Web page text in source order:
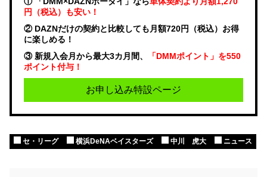
円（税込）も安い！
② DAZNだけの契約と比較しても月額720円（税込）お得
に楽しめる！
③ 新規入会月から最大3カ月間、
「DMMポイント」を550
ポイント付与！
お申し込み特設ページ
セ・リーグ 横浜DeNAベイスターズ 中川 虎大 ニュース